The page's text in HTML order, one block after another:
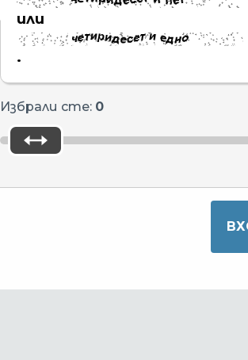
или
.
Избрали сте: 0